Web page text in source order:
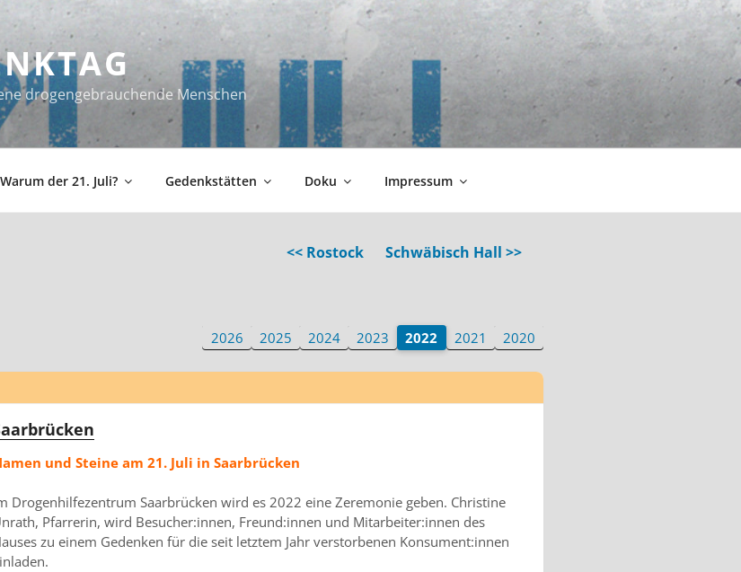
drogengebrauchende Menschen
Warum der 21. Juli? Gedenkstätten Doku Impressum
Schwäbisch Hall >>
<< Rostock
2026 2025 2024 2023 2022 2021 2020
und Steine am 21. Juli in Saarbrücken
Drogenhilfezentrum Saarbrücken wird es 2022 eine Zeremonie geben. Christine
Pfarrerin, wird Besucher:innen, Freund:innen und Mitarbeiter:innen des
zu einem Gedenken für die seit letztem Jahr verstorbenen Konsument:innen